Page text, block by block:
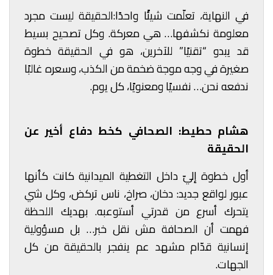
في النهاية، تعلّمت شيئًا واحدًا:الحقيقة ليست مجرد
معلومة نكشفها… هي معركة. وكل تصحيح بسيط
قد يبدو “تقنيًا” للآخرين، هو في الحقيقة خطوة
صغيرة في وجه موجة ضخمة من الكذب، وسعره غالبًا
ندفعه نحن… نفسيًا ومعنويًا، كل يوم.
هشام حطيط: الصحافي كخط دفاع أخير عن
الحقيقة
أول خطوة إليّ داخل التغطية الميدانية كانت كأنها
عبور لواقع جديد: دخان، صراخ، ناس تركض، وكل شي
يتحرك أسرع من قدرتي أستوعبه. بهديك اللحظة
فهمت أن الصحافة مش نقل خبر… بل مسؤولية
إنسانية قدّام مشهد عم ينفجر بالحقيقة من كل
الجهات.